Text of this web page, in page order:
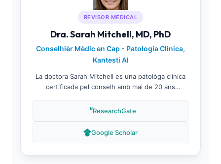
REVISOR MEDICAL
Dra. Sarah Mitchell, MD, PhD
Conselhièr Mèdic en Cap - Patologia Clinica,
Kantesti AI
La doctora Sarah Mitchell es una patològa clinica
certificada pel conselh amb mai de 20 ans
laboratòri e avaloracion de la precision
Kantesti AI, supervisa la revision del contengut
medical e s'assegura que totes los materials
ResearchGate
Google Scholar